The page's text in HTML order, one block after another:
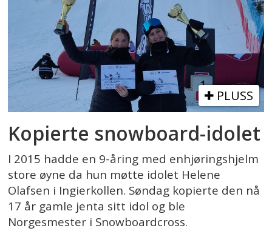
PLUSS
Kopierte snowboard-idolet
I 2015 hadde en 9-åring med enhjøringshjelm
store øyne da hun møtte idolet Helene
Olafsen i Ingierkollen. Søndag kopierte den nå
17 år gamle jenta sitt idol og ble
Norgesmester i Snowboardcross.